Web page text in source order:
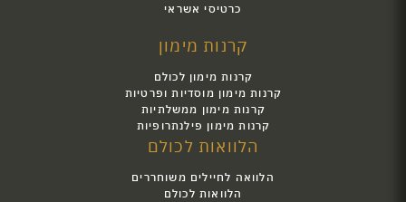
כרטיסי אשראי
קרנות מימון
קרנות מימון לכולם
קרנות מימון מוסדיות ופרטיות
קרנות מימון ממשלתיות
קרנות מימון פילנתרופיות
הלוואות לכולם
הלוואה לחיילים משוחררים
הלוואות לכולם